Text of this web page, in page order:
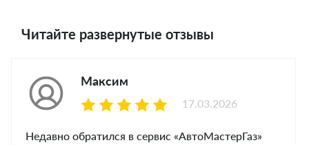
Читайте развернутые отзывы
Максим
Недавно обратился в сервис «АвтоМастерГаз»
17.03.2026